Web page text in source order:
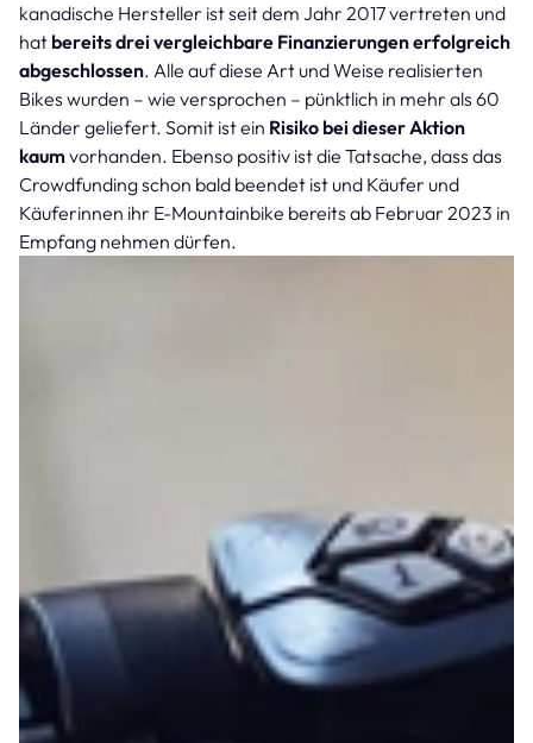
kanadische Hersteller ist seit dem Jahr 2017 vertreten und
hat bereits drei vergleichbare Finanzierungen erfolgreich
abgeschlossen. Alle auf diese Art und Weise realisierten
Bikes wurden – wie versprochen – pünktlich in mehr als 60
Länder geliefert. Somit ist ein Risiko bei dieser Aktion
kaumvorhanden. Ebenso positiv ist die Tatsache, dass das
Crowdfunding schon bald beendet ist und Käufer und
Käuferinnen ihr E-Mountainbike bereits ab Februar 2023 in
Empfang nehmen dürfen.